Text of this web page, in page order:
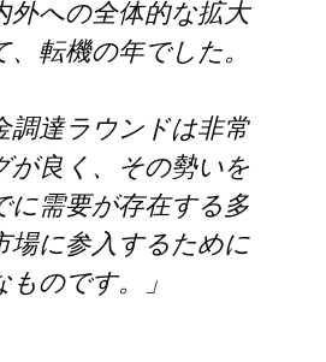
外への全体的な拡大
転機の年でした。
調達ラウンドは非常
が良く、その勢いを
に需要が存在する多
場に参入するために
のです。」